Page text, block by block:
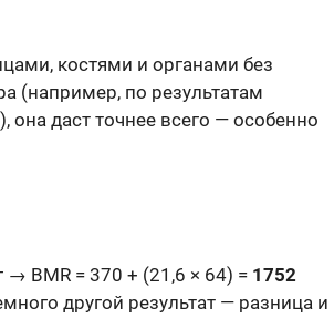
костями и органами без
(например, по результатам
даст точнее всего — особенно
BMR = 370 + (21,6 × 64) = 1752
другой результат — разница и